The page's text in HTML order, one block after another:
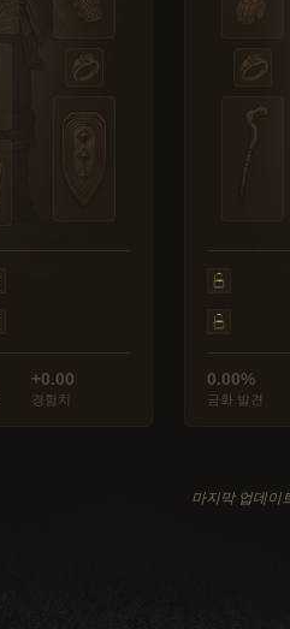
+0.00
경험치
0.00%
금화 발견
마지막 업데이